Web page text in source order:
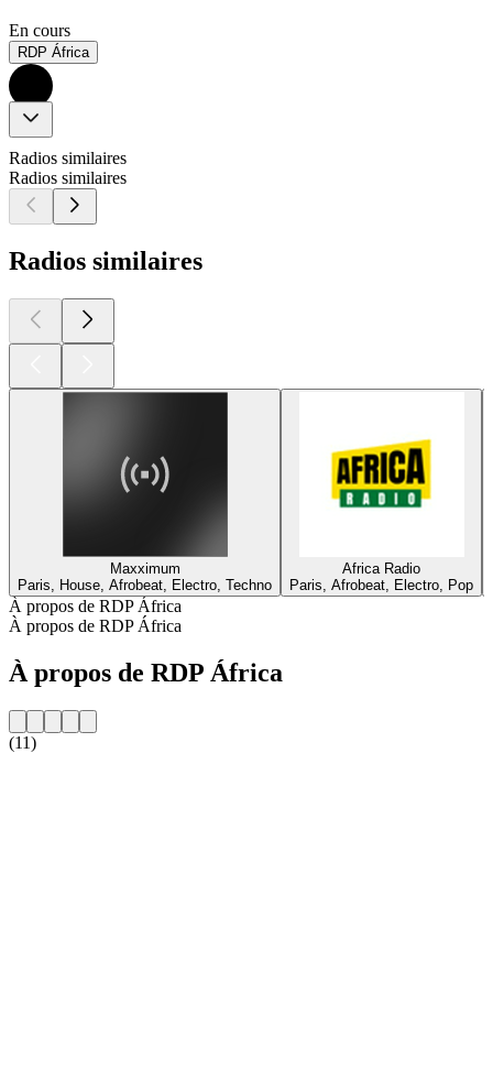
En cours
RDP África
Radios similaires
Radios similaires
Radios similaires
Maxximum
Paris, House, Afrobeat, Electro, Techno
Africa Radio
Paris, Afrobeat, Electro, Pop
À propos de RDP África
À propos de RDP África
À propos de RDP África
(11)